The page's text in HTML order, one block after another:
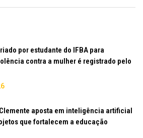
por estudante do IFBA para
contra a mulher é registrado pelo
aposta em inteligência artificial
que fortalecem a educação